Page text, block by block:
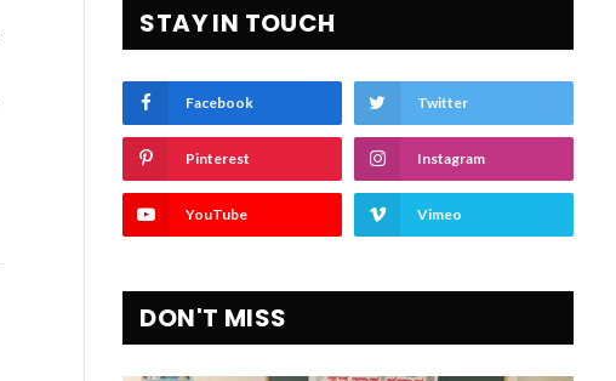
STAY IN TOUCH
Facebook Twitter
Pinterest Instagram
YouTube Vimeo
DON'T MISS